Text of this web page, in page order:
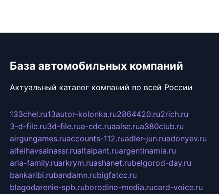
База автомобильных компаний
Актуальный каталог компаний по всей России
133chel.ru13autor-kolonka.ru2864420.ru2rich.ru
3-d-file.ru3d-file.rua-cdc.ruaalse.rua380club.ru
airgungames.ruaccounts-112.ruadler-jun.ruadonyev.ru
alfeihavsalnassr.rualtaipant.ruargentinamia.ru
aria-family.ruarkrym.ruashanet.rubelgorod-day.ru
bankaribi.rubandamn.rubigfatcc.ru
blagodarenie-spb.ruborodino-media.rucard-voice.ru